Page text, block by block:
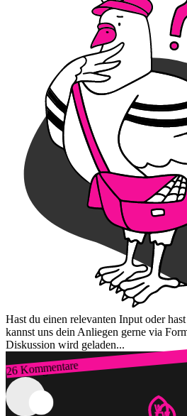
Hast du einen relevanten Input oder
kannst uns dein Anliegen gerne via
Diskussion wird geladen...
26 Kommentare
Zum Login